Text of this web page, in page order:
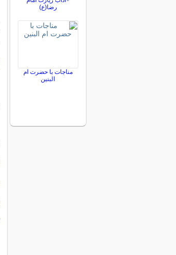
رضا(ع)
مناجات با حضرت ام
البنین